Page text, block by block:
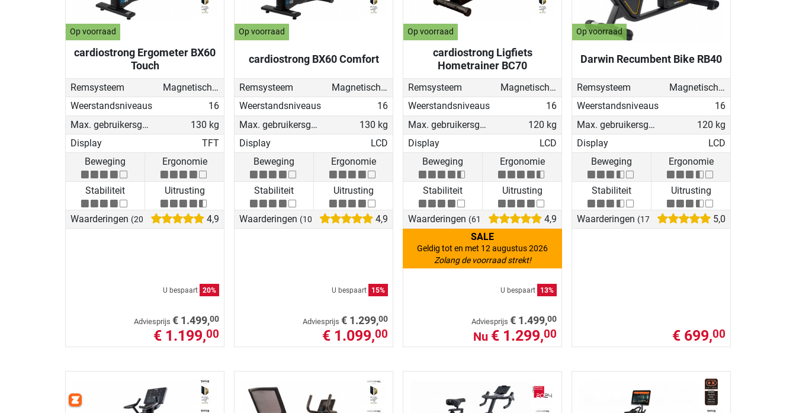
Op voorraad
cardiostrong Ergometer BX60
Touch
Remsysteem
Magnetisch - gemotoriseerd
Weerstandsniveaus
16
Max. gebruikersgewicht
130 kg
Display
TFT
Beweging
Ergonomie
Stabiliteit Uitrusting
Waarderingen (20) 4,9
U bespaart 20%
Adviesprijs € 1.499,00
€ 1.199,00
Op voorraad
cardiostrong BX60 Comfort
Remsysteem
Magnetisch - gemotoriseerd
Weerstandsniveaus
16
Max. gebruikersgewicht
130 kg
Display
LCD
Beweging
Ergonomie
Stabiliteit Uitrusting
Waarderingen (103) 4,9
U bespaart 15%
Adviesprijs € 1.299,00
€ 1.099,00
Op voorraad
cardiostrong Ligfiets
Hometrainer BC70
Remsysteem
Magnetisch - gemotoriseerd
Weerstandsniveaus
16
Max. gebruikersgewicht
120 kg
Display
LCD
Beweging
Ergonomie
Stabiliteit Uitrusting
Waarderingen (61)
4,9
SALE
Geldig tot en met 12 augustus 2026
Zolang de voorraad strekt!
U bespaart 13%
Adviesprijs € 1.499,00
Nu € 1.299,00
Op voorraad
Darwin Recumbent Bike RB40
Remsysteem
Magnetisch - gemotoriseerd
Weerstandsniveaus
16
Max. gebruikersgewicht
120 kg
Display
LCD
Beweging
Ergonomie
Stabiliteit Uitrusting
Waarderingen (17) 5,0
€ 699,00